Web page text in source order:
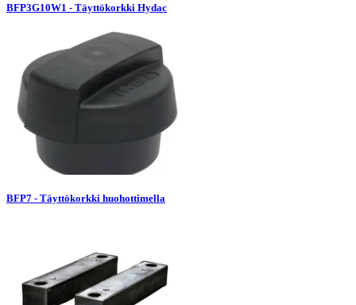
BFP3G10W1 - Täyttökorkki Hydac
BFP7 - Täyttökorkki huohottimella